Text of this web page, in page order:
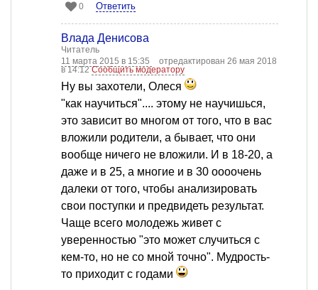
0 Ответить
Влада Денисова
Читатель
11 марта 2015 в 15:35
отредактирован 26 мая 2018
в 14:12Сообщить модератору
Ну вы захотели, Олеся
"как научиться".... этому не научишься,
это зависит во многом от того, что в вас
вложили родители, а бывает, что они
вообще ничего не вложили. И в 18-20, а
даже и в 25, а многие и в 30 оооочень
далеки от того, чтобы анализировать
свои поступки и предвидеть результат.
Чаще всего молодежь живет с
уверенностью "это может случиться с
кем-то, но не со мной точно". Мудрость-
то приходит с годами